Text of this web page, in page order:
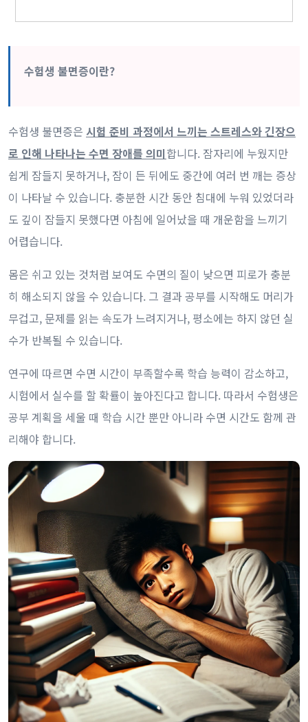
수험생 불면증이란?
수험생 불면증은 시험 준비 과정에서 느끼는 스트레스와 긴장으
로 인해 나타나는 수면 장애를 의미합니다. 잠자리에 누웠지만
쉽게 잠들지 못하거나, 잠이 든 뒤에도 중간에 여러 번 깨는 증상
이 나타날 수 있습니다. 충분한 시간 동안 침대에 누워 있었더라
도 깊이 잠들지 못했다면 아침에 일어났을 때 개운함을 느끼기
어렵습니다.
몸은 쉬고 있는 것처럼 보여도 수면의 질이 낮으면 피로가 충분
히 해소되지 않을 수 있습니다. 그 결과 공부를 시작해도 머리가
무겁고, 문제를 읽는 속도가 느려지거나, 평소에는 하지 않던 실
수가 반복될 수 있습니다.
연구에 따르면 수면 시간이 부족할수록 학습 능력이 감소하고,
시험에서 실수를 할 확률이 높아진다고 합니다. 따라서 수험생은
공부 계획을 세울 때 학습 시간 뿐만 아니라 수면 시간도 함께 관
리해야 합니다.